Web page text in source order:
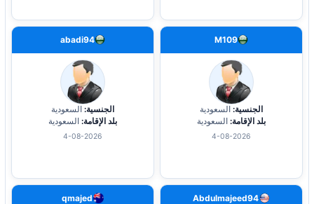
M109
الجنسية: السعودية
بلد الإقامة: السعودية
4-08-2026
abadi94
الجنسية: السعودية
بلد الإقامة: السعودية
4-08-2026
Abdulmajeed94
qmajed